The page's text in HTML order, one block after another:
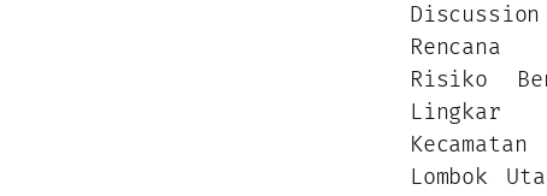
Rencana
Risiko
Lingkar
Lombok